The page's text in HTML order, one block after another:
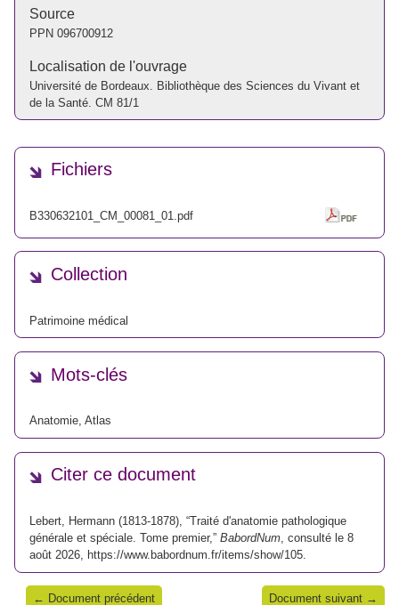
Source
PPN 096700912
Localisation de l'ouvrage
Université de Bordeaux. Bibliothèque des Sciences du Vivant et
de la Santé. CM 81/1
Fichiers
B330632101_CM_00081_01.pdf
Collection
Patrimoine médical
Mots-clés
Anatomie, Atlas
Citer ce document
Lebert, Hermann (1813-1878), “Traité d'anatomie pathologique
générale et spéciale. Tome premier,” BabordNum , consulté le 8
août 2026,
https://www.babordnum.fr/items/show/105
← Document précédent Document suivant →